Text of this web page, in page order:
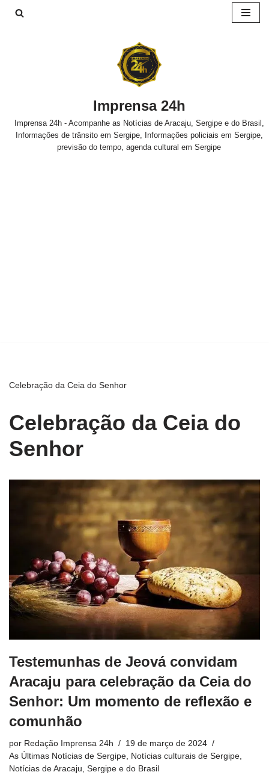
Imprensa 24h
Imprensa 24h - Acompanhe as Notícias de Aracaju, Sergipe e do Brasil,
Informações de trânsito em Sergipe, Informações policiais em Sergipe,
previsão do tempo, agenda cultural em Sergipe
Celebração da Ceia do Senhor
Celebração da Ceia do
Senhor
Testemunhas de Jeová convidam
Aracaju para celebração da Ceia do
Senhor: Um momento de reflexão e
comunhão
por Redação Imprensa 24h
19 de março de 2024
As Últimas Notícias de Sergipe, Notícias culturais de Sergipe,
Notícias de Aracaju, Sergipe e do Brasil